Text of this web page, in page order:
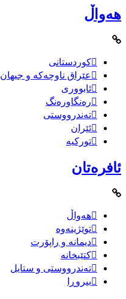
هەواڵ
کوردستانی
عێراق ناوچەکە و جیهان
ئابووری
رەنگاورەنگ
تەندرووستی
ئێران
تورکیە
ئافرەتان
هەواڵ
توێژینەوە
دیمانە و راپۆرت
کتێبخانە
تەندرووستی و ستایل
بیروڕا